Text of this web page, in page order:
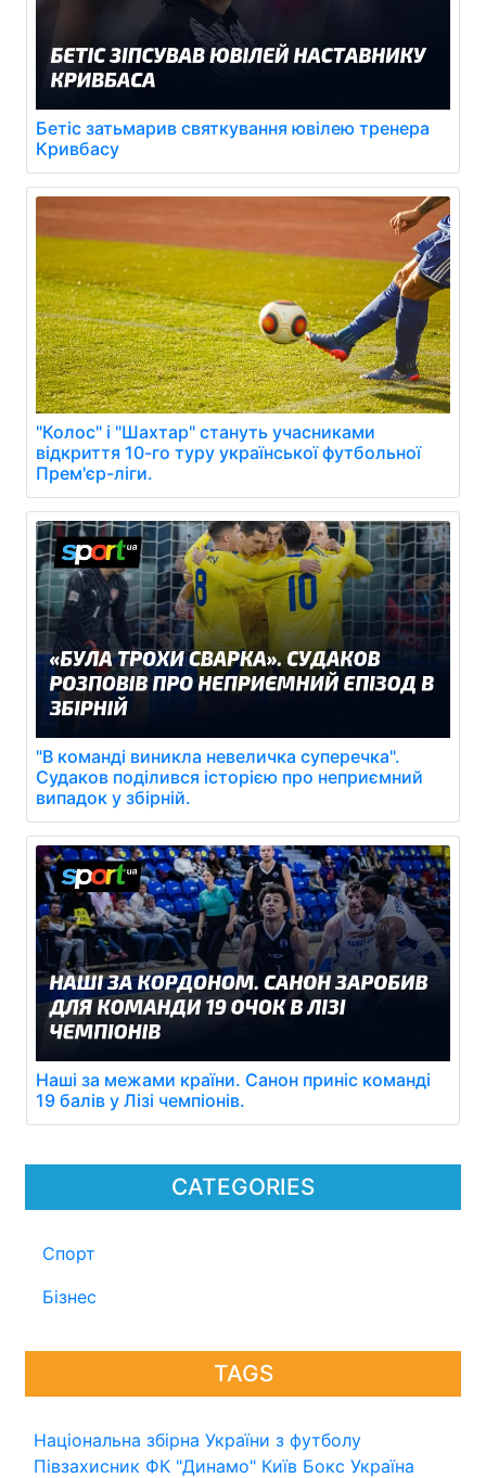
CATEGORIES
Спорт
Бізнес
TAGS
Національна збірна України з футболу
Півзахисник ФК "Динамо" Київ Бокс Україна
Бетіс затьмарив святкування ювілею тренера
Кривбасу
"Колос" і "Шахтар" стануть учасниками
відкриття 10-го туру української футбольної
Прем'єр-ліги.
"В команді виникла невеличка суперечка".
Судаков поділився історією про неприємний
випадок у збірній.
Наші за межами країни. Санон приніс команді
19 балів у Лізі чемпіонів.